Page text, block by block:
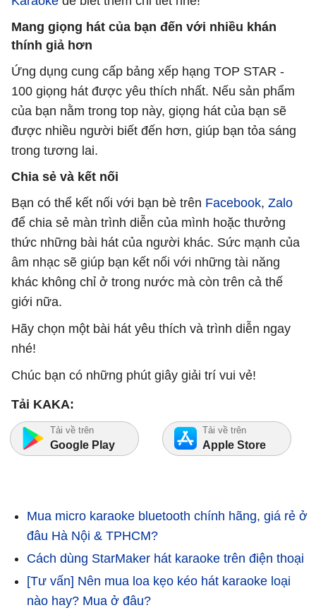
Mang giọng hát của bạn đến với nhiều khán
thính giả hơn
Ứng dụng cung cấp bảng xếp hạng TOP STAR -
100 giọng hát được yêu thích nhất. Nếu sản phẩm
của bạn nằm trong top này, giọng hát của bạn sẽ
được nhiều người biết đến hơn, giúp bạn tỏa sáng
trong tương lai.
Chia sẻ và kết nối
Bạn có thể kết nối với bạn bè trên Facebook, Zalo
để chia sẻ màn trình diễn của mình hoặc thưởng
thức những bài hát của người khác. Sức mạnh của
âm nhạc sẽ giúp bạn kết nối với những tài năng
khác không chỉ ở trong nước mà còn trên cả thế
giới nữa.
Hãy chọn một bài hát yêu thích và trình diễn ngay
nhé!
Chúc bạn có những phút giây giải trí vui vẻ!
Tải KAKA:
Tải về trên
Google Play
Tải về trên
Apple Store
Mua micro karaoke bluetooth chính hãng, giá rẻ ở
đâu Hà Nội & TPHCM?
Cách dùng StarMaker hát karaoke trên điện thoại
[Tư vấn] Nên mua loa kẹo kéo hát karaoke loại
nào hay? Mua ở đâu?